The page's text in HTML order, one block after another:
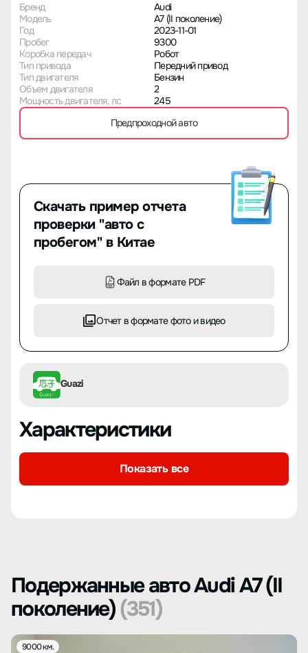
Бренд
Audi
Модель
A7 (II поколение)
Год
2023-11-01
Пробег
9300
Коробка передач
Робот
Тип привода
Передний привод
Тип двигателя
Бензин
Объем двигателя
2
Мощность двигателя, лс
245
Предпроходной авто
Скачать пример отчета
проверки "авто с
пробегом" в Китае
Файл в формате PDF
Отчет в формате фото и видео
Guazi
Характеристики
Показать все
Подержанные авто Audi A7 (II
поколение)(351)
9000 км.